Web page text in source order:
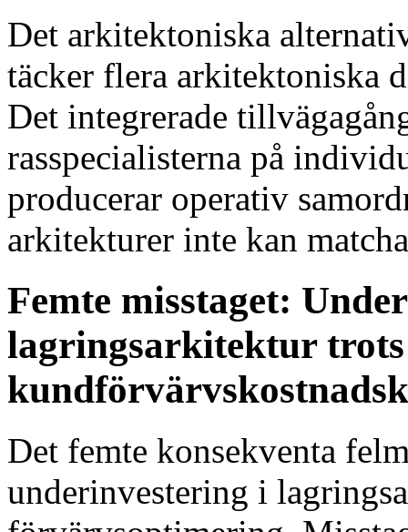
Det arkitektoniska
täcker flera arkitektoniska
Det integrerade
rasspecialisterna på
producerar operativ
arkitekturer inte kan
Femte misstaget:
lagringsarkitektur trots
Det femte konsekventa
underinvestering i